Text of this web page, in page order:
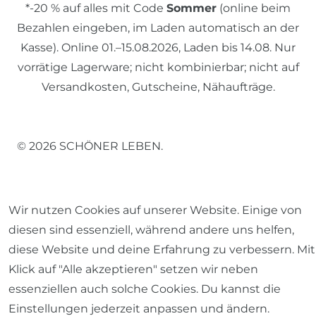
*-20 % auf alles mit Code Sommer (online beim
Bezahlen eingeben, im Laden automatisch an der
Kasse). Online 01.–15.08.2026, Laden bis 14.08. Nur
vorrätige Lagerware; nicht kombinierbar; nicht auf
Versandkosten, Gutscheine, Nähaufträge.
© 2026 SCHÖNER LEBEN.
Impressum Daten­schutz­erklärung AGB
Wir nutzen Cookies auf unserer Website. Einige von
diesen sind essenziell, während andere uns helfen,
diese Website und deine Erfahrung zu verbessern. Mit
Klick auf "Alle akzeptieren" setzen wir neben
essenziellen auch solche Cookies. Du kannst die
Einstellungen jederzeit anpassen und ändern.